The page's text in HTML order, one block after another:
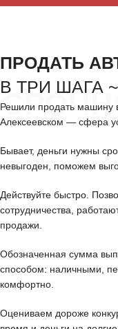
ПРОДАТЬ
В ТРИ ШАГА ~
Решили продать машину
Алексеевском — сфера
Бывает, деньги нужны
невыгоден, поможем
Действуйте быстро.
сотрудничества,
продажи.
Обозначенная сумма
способом: наличными,
комфортно.
Оцениваем дороже